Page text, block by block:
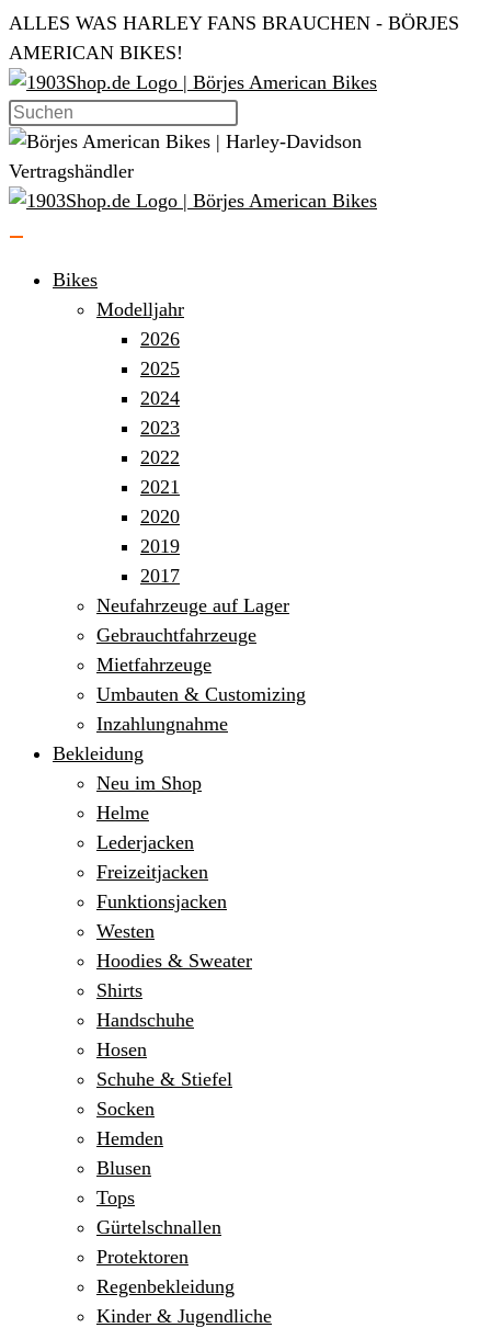
Zum
Inhalt
springen
ALLES WAS HARLEY FANS BRAUCHEN - BÖRJES
AMERICAN BIKES!
Bikes
Modelljahr
2026
2025
2024
2023
2022
2021
2020
2019
2017
Neufahrzeuge auf Lager
Gebrauchtfahrzeuge
Mietfahrzeuge
Umbauten & Customizing
Inzahlungnahme
Bekleidung
Neu im Shop
Helme
Lederjacken
Freizeitjacken
Funktionsjacken
Westen
Hoodies & Sweater
Shirts
Handschuhe
Hosen
Schuhe & Stiefel
Socken
Hemden
Blusen
Tops
Gürtelschnallen
Protektoren
Regenbekleidung
Kinder & Jugendliche